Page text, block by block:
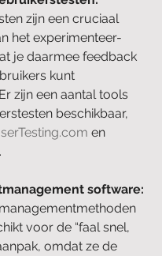
zijn een cruciaal
het experimenteer-
je daarmee feedback
kunt
zijn een aantal tools
beschikbaar,
en
.
software:
voor de “faal snel,
omdat ze de